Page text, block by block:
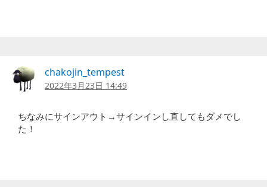
chakojin_tempest
2022年3月23日 14:49
ちなみにサインアウト→サインインし直してもダメでし
た！